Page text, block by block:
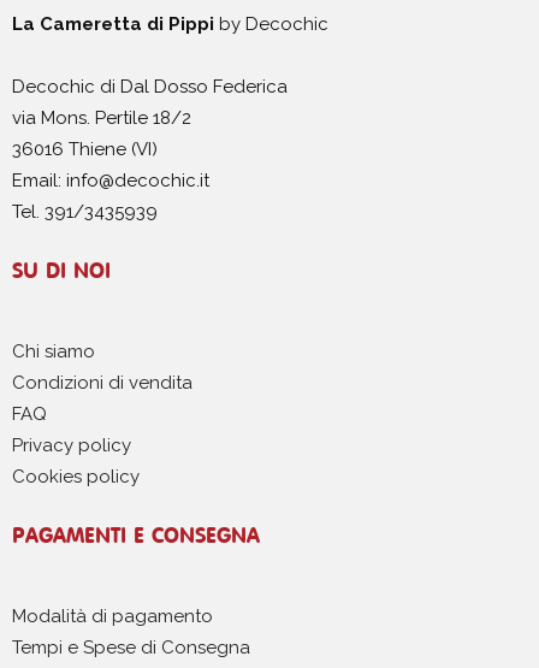
La Cameretta di Pippi by Decochic
Decochic di Dal Dosso Federica
via Mons. Pertile 18/2
36016 Thiene (VI)
Email: info@decochic.it
Tel. 391/3435939
SU DI NOI
Chi siamo
Condizioni di vendita
FAQ
Privacy policy
Cookies policy
PAGAMENTI E CONSEGNA
Modalità di pagamento
Tempi e Spese di Consegna